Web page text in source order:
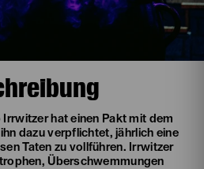
Irrwitzer hat einen Pakt mit dem
dazu verpflichtet, jährlich eine
Taten zu vollführen. Irrwitzer
Überschwemmungen